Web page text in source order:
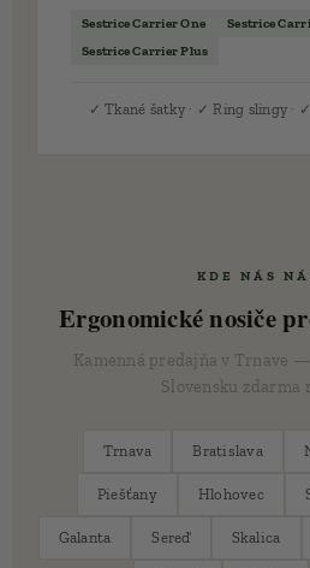
Sestrice Carrier One
Sestrice
Sestrice Carrier Plus
✓ Tkané šatky · ✓ Ring slingy ·
📍 KDE NÁS
Ergonomické nosiče
Kamenná predajňa v Trnave
Slovensku zdarma
Trnava Bratislava
Piešťany Hlohovec
Galanta Sereď Skalica